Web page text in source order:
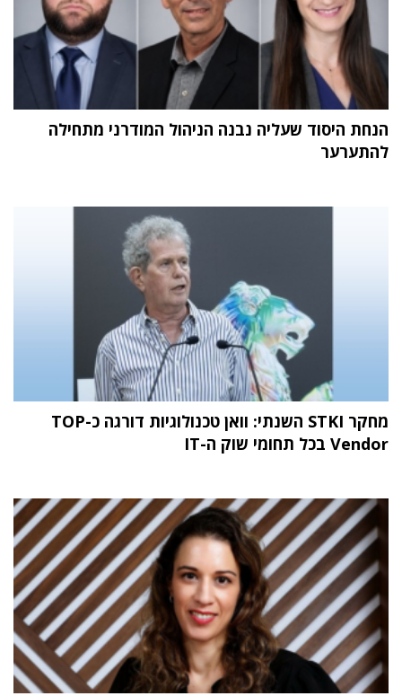
הנחת היסוד שעליה נבנה הניהול המודרני מתחילה
להתערער
מחקר STKI השנתי: וואן טכנולוגיות דורגה כ-TOP
Vendor בכל תחומי שוק ה-IT